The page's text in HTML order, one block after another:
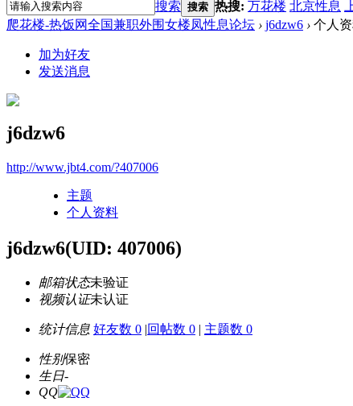
搜索 搜索 热搜: 万花楼 北京性息
爬花楼-热饭网全国兼职外围女楼凤性息论坛 › j6dzw6 › 个人
加为好友
发送消息
j6dzw6
http://www.jbt4.com/?407006
主题
个人资料
j6dzw6(UID: 407006)
邮箱状态未验证
视频认证未认证
统计信息 好友数 0 |回帖数 0 | 主题数 0
性别保密
生日-
QQ